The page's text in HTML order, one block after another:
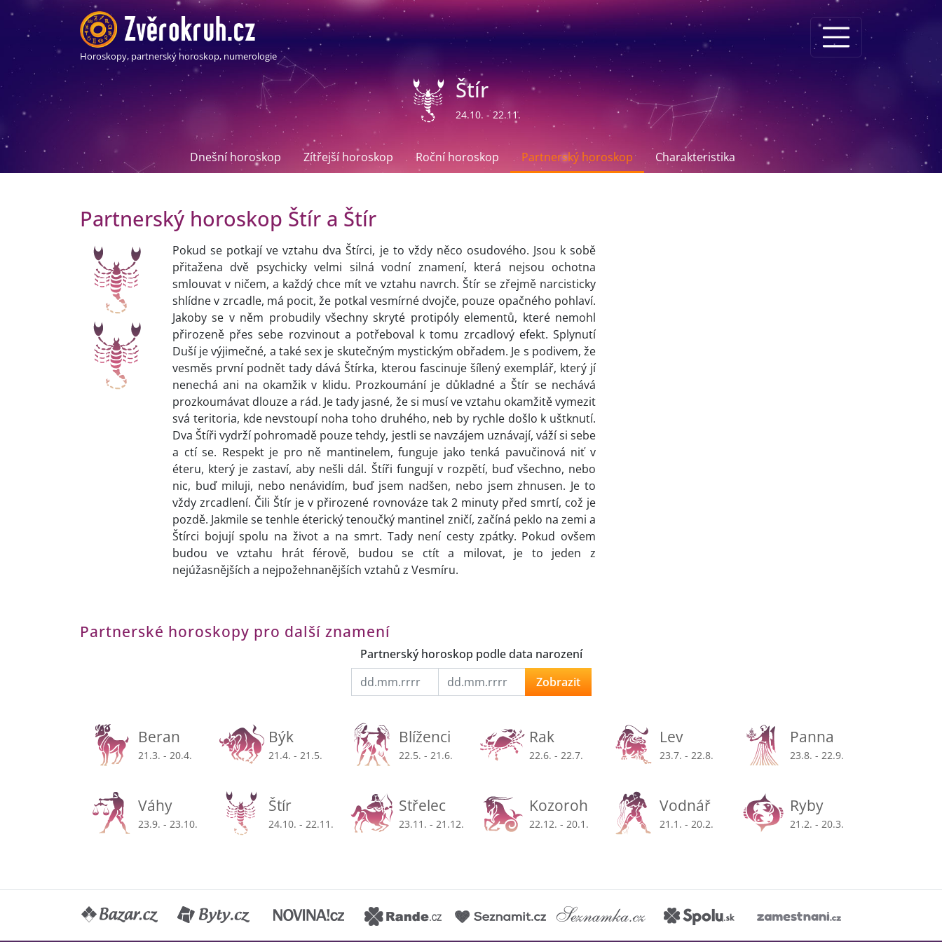
Horoskopy, partnerský horoskop, numerologie
Štír
24.10. - 22.11.
Dnešní horoskop Zítřejší horoskop Roční horoskop Partnerský horoskop Charakteristika
Partnerský horoskop Štír a Štír
Pokud se potkají ve vztahu dva Štírci, je to vždy něco osudového. Jsou k sobě
přitažena dvě psychicky velmi silná vodní znamení, která nejsou ochotna
smlouvat v ničem, a každý chce mít ve vztahu navrch. Štír se zřejmě narcisticky
shlídne v zrcadle, má pocit, že potkal vesmírné dvojče, pouze opačného pohlaví.
Jakoby se v něm probudily všechny skryté protipóly elementů, které nemohl
přirozeně přes sebe rozvinout a potřeboval k tomu zrcadlový efekt. Splynutí
Duší je výjimečné, a také sex je skutečným mystickým obřadem. Je s podivem, že
vesměs první podnět tady dává Štírka, kterou fascinuje šílený exemplář, který jí
nenechá ani na okamžik v klidu. Prozkoumání je důkladné a Štír se nechává
prozkoumávat dlouze a rád. Je tady jasné, že si musí ve vztahu okamžitě vymezit
svá teritoria, kde nevstoupí noha toho druhého, neb by rychle došlo k uštknutí.
Dva Štíři vydrží pohromadě pouze tehdy, jestli se navzájem uznávají, váží si sebe
a ctí se. Respekt je pro ně mantinelem, funguje jako tenká pavučinová niť v
éteru, který je zastaví, aby nešli dál. Štíři fungují v rozpětí, buď všechno, nebo
nic, buď miluji, nebo nenávidím, buď jsem nadšen, nebo jsem zhnusen. Je to
vždy zrcadlení. Čili Štír je v přirozené rovnováze tak 2 minuty před smrtí, což je
pozdě. Jakmile se tenhle éterický tenoučký mantinel zničí, začíná peklo na zemi a
Štírci bojují spolu na život a na smrt. Tady není cesty zpátky. Pokud ovšem
budou ve vztahu hrát férově, budou se ctít a milovat, je to jeden z
nejúžasnějších a nejpožehnanějších vztahů z Vesmíru.
Partnerské horoskopy pro další znamení
Partnerský horoskop podle data narození
Zobrazit
Beran
21.3. - 20.4.
Býk
21.4. - 21.5.
Blíženci
22.5. - 21.6.
Rak
22.6. - 22.7.
Lev
23.7. - 22.8.
Panna
23.8. - 22.9.
Váhy
23.9. - 23.10.
Štír
24.10. - 22.11.
Střelec
23.11. - 21.12.
Kozoroh
22.12. - 20.1.
Vodnář
21.1. - 20.2.
Ryby
21.2. - 20.3.